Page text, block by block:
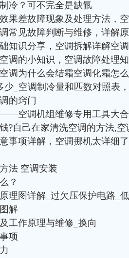
冷？可不完全是缺氟
果差故障现象及处理方法，
常见故障判断与维修，详解
知识分享，空调拆解详解空
调的小知识，空调故障处理
调为什么会结霜空调化霜怎
少_空调制冷量和匹数对照表
的窍门
空调机组维修专用工具大
?自己在家清洗空调的方法,
事项详解，空调挪机太详细
法 空调安装
？
理图详解_过欠压保护电路_
解
工作原理与维修_换向
项